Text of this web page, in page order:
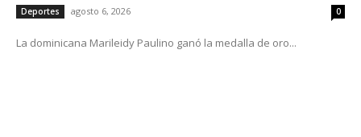
Deportes agosto 6, 2026 0
La dominicana Marileidy Paulino ganó la medalla de oro...